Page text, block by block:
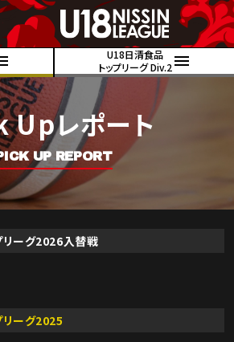
U18日清食品
トップリーグ Div.2
Upレポート
UP REPORT
ーグ2026入替戦
ーグ2025